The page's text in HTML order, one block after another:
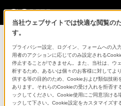
規約
ソニーストア利用規約
付属品購入特約
当社ウェブサイトでは快適な閲覧の
す。
プライバシー設定、ログイン、フォームへの入
用者のアクションに応じてのみ設定される
停止することができません。また、当社は、ウ
析するため、あるいは個々のお客様に対してよ
供する等の目的のため、Cookieおよび類似技術
あります。それらのCookieの受け入れを拒否す
ックしてください。Cookie使用にご同意頂ける
ックして下さい。Cookie設定をカスタマイズす